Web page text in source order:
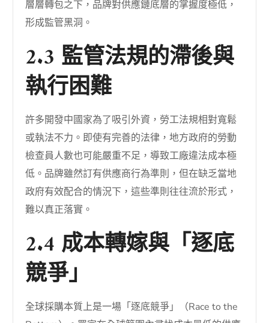
層層轉包之下，品牌對供應鏈底層的掌握度極低，
形成監管黑洞。
2.3 監管法規的滯後與
執行困難
許多開發中國家為了吸引外資，勞工法規相對寬鬆
或執法不力。即使有完善的法律，地方政府的勞動
檢查員人數也可能嚴重不足，導致工廠違法成本極
低。品牌雖然訂有供應商行為準則，但在缺乏當地
政府有效配合的情況下，這些準則往往流於形式，
難以真正落實。
2.4 成本轉嫁與「逐底
競爭」
全球採購本質上是一場「逐底競爭」（Race to the